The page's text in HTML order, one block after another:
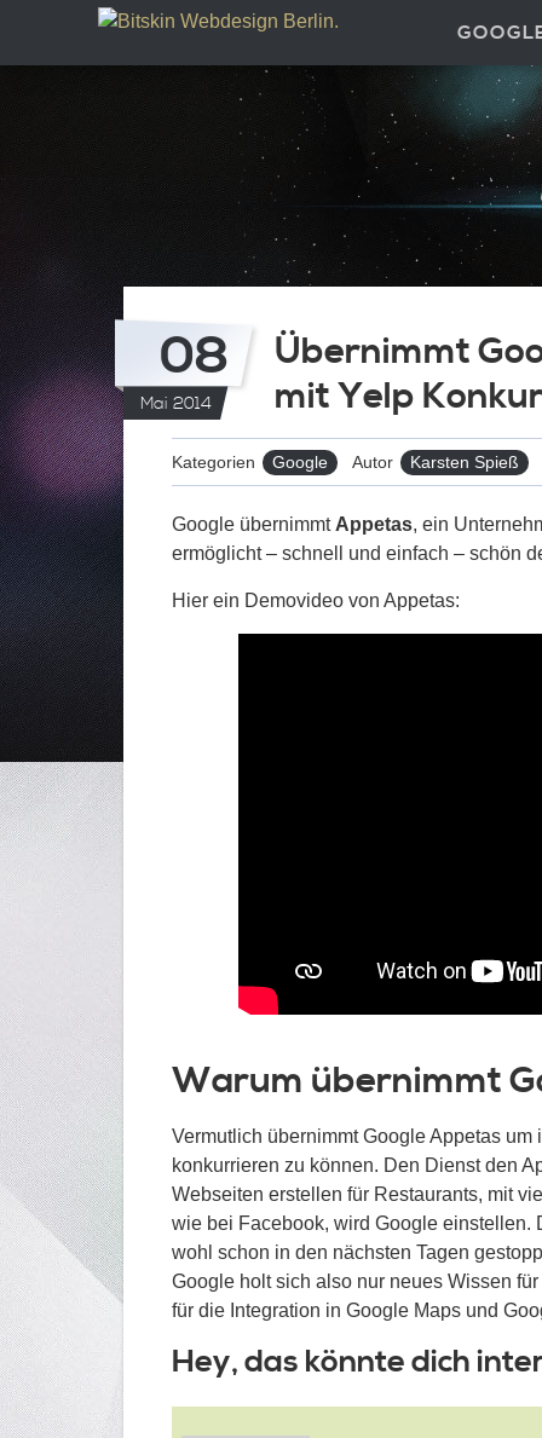
Übernimmt
mit Yelp
08
Mai 2014
Kategorien Google Autor Karsten Spieß
Google übernimmt Appetas, ein
ermöglicht – schnell und einfach – schön
Hier ein Demovideo von Appetas:
Warum übernimmt
Vermutlich übernimmt Google Appetas
konkurrieren zu können. Den Dienst den
Webseiten erstellen für Restaurants, mit
wie bei Facebook, wird Google einstellen.
wohl schon in den nächsten Tagen
Google holt sich also nur neues Wissen
für die Integration in Google Maps und
Hey, das könnte dich